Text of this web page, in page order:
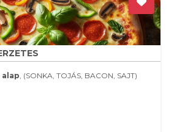
, (SONKA, TOJÁS, BACON, SAJT)